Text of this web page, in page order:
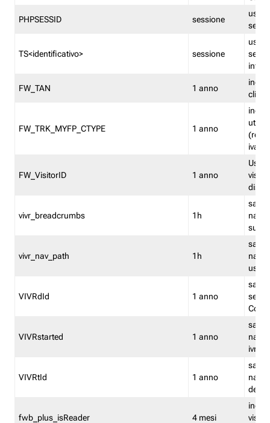
PHPSESSID sessione
TS<identificativo> sessione
FW_TAN 1 anno
FW_TRK_MYFP_CTYPE 1 anno
iva/
FW_VisitorID 1 anno
vivr_breadcrumbs 1h
salva
su
vivr_nav_path 1h
salva
VIVRdId 1 anno
salva
Convy
VIVRstarted 1 anno
salva
ivr
VIVRtId 1 anno
salva
del
fwb_plus_isReader 4 mesi